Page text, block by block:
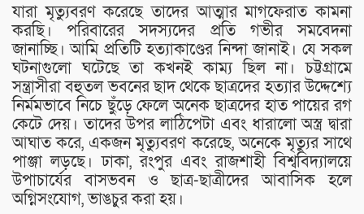
যারা মৃত্যুবরণ করেছে তাদের আত্মার মাগফেরাত কামনা
করছি। পরিবারের সদস্যদের প্রতি গভীর সমবেদনা
জানাচ্ছি। আমি প্রতিটি হত্যাকাণ্ডের নিন্দা জানাই। যে সকল
ঘটনাগুলো ঘটেছে তা কখনই কাম্য ছিল না। চট্টগ্রামে
সন্ত্রাসীরা বহুতল ভবনের ছাদ থেকে ছাত্রদের হত্যার উদ্দেশ্যে
নির্মমভাবে নিচে ছুঁড়ে ফেলে অনেক ছাত্রদের হাত পায়ের রগ
কেটে দেয়। তাদের উপর লাঠিপেটা এবং ধারালো অস্ত্র দ্বারা
আঘাত করে, একজন মৃত্যুবরণ করেছে, অনেকে মৃত্যুর সাথে
পাঞ্জা লড়ছে। ঢাকা, রংপুর এবং রাজশাহী বিশ্ববিদ্যালয়ে
উপাচার্যের বাসভবন ও ছাত্র-ছাত্রীদের আবাসিক হলে
অগ্নিসংযোগ, ভাঙচুর করা হয়।